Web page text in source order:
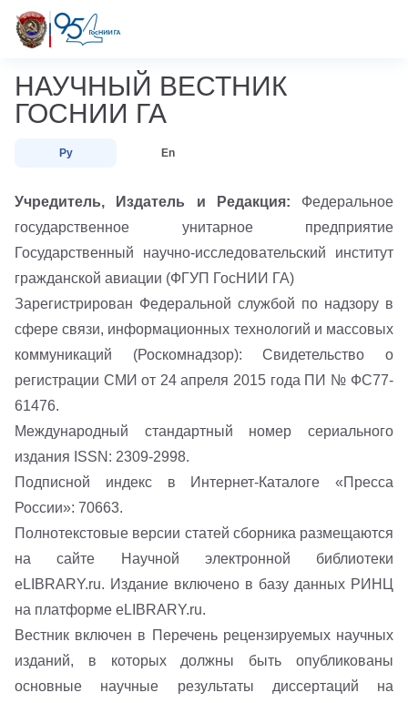
НАУЧНЫЙ ВЕСТНИК
ГОСНИИ ГА
Ру En
Учредитель, Издатель и Редакция: Федеральное
государственное унитарное предприятие
Государственный научно-исследовательский институт
гражданской авиации (ФГУП ГосНИИ ГА)
Зарегистрирован Федеральной службой по надзору в
сфере связи, информационных технологий и массовых
коммуникаций (Роскомнадзор): Свидетельство о
регистрации СМИ от 24 апреля 2015 года ПИ № ФС77-
61476.
Международный стандартный номер сериального
издания ISSN: 2309-2998.
Подписной индекс в Интернет-Каталоге «Пресса
России»: 70663.
Полнотекстовые версии статей сборника размещаются
на сайте Научной электронной библиотеки
eLIBRARY.ru. Издание включено в базу данных РИНЦ
на платформе eLIBRARY.ru.
Вестник включен в Перечень рецензируемых научных
изданий, в которых должны быть опубликованы
основные научные результаты диссертаций на